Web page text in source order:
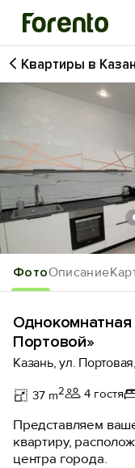
Войти
История
Добавить
ФотоОписание
Квартиры в
Портовой»
Казань, ул.
37 m2 4 гостя
Представляем
квартиру,
центра города.